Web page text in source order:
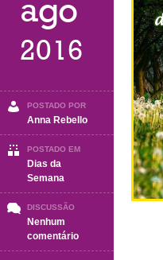
ago
2016
POSTADO POR
Anna Rebello
POSTADO EM
Dias da
Semana
DISCUSSÃO
Nenhum
comentárioem
Segunda-